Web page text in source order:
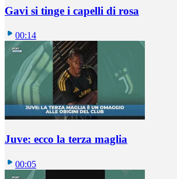
Gavi si tinge i capelli di rosa
00:14
Juve: ecco la terza maglia
00:05